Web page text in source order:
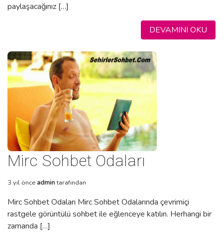
paylaşacağınız […]
DEVAMINI OKU
Mirc Sohbet Odaları
3 yıl önce admintarafından
Mirc Sohbet Odaları Mirc Sohbet Odalarında çevrimiçi
rastgele görüntülü sohbet ile eğlenceye katılın. Herhangi bir
zamanda […]